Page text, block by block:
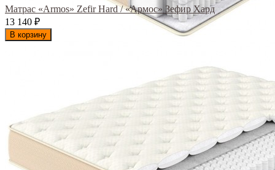
Матрас «Armos» Zefir Hard / «Армос» Зефир Хард
13 140 ₽
В корзину